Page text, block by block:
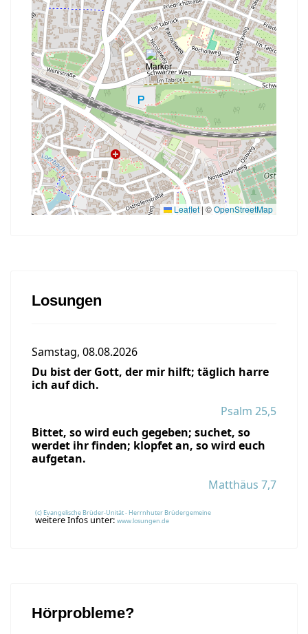
Leaflet | ©OpenStreetMap
Losungen
Samstag, 08.08.2026
Du bist der Gott, der mir hilft; täglich harre
ich auf dich.
Psalm 25,5
Bittet, so wird euch gegeben; suchet, so
werdet ihr finden; klopfet an, so wird euch
aufgetan.
Matthäus 7,7
(c) Evangelische Brüder-Unität - Herrnhuter Brüdergemeine
weitere Infos unter: www.losungen.de
Hörprobleme?